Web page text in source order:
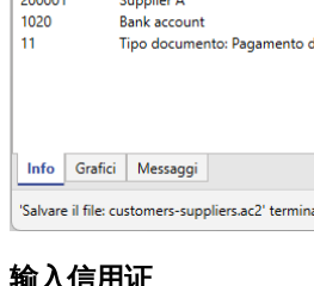
输入信用证